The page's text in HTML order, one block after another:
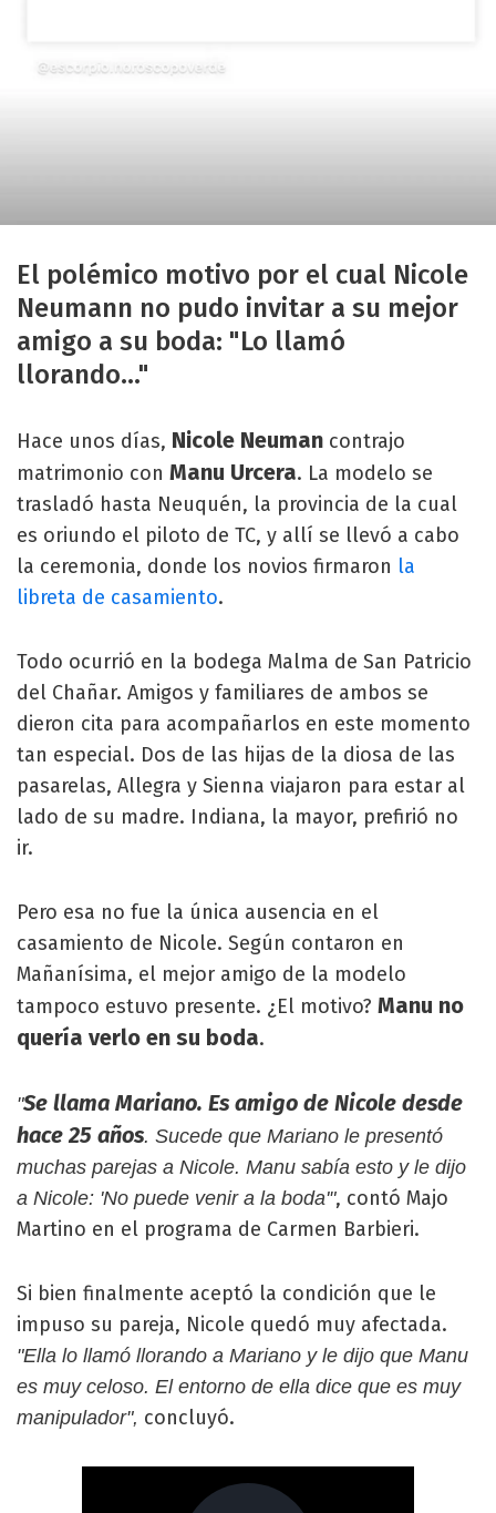
El polémico motivo por el cual Nicole
Neumann no pudo invitar a su mejor
amigo a su boda: "Lo llamó
llorando..."
Hace unos días, Nicole Neuman contrajo
matrimonio con Manu Urcera. La modelo se
trasladó hasta Neuquén, la provincia de la cual
es oriundo el piloto de TC, y allí se llevó a cabo
la ceremonia, donde los novios firmaron la
libreta de casamiento.
Todo ocurrió en la bodega Malma de San Patricio
del Chañar. Amigos y familiares de ambos se
dieron cita para acompañarlos en este momento
tan especial. Dos de las hijas de la diosa de las
pasarelas, Allegra y Sienna viajaron para estar al
lado de su madre. Indiana, la mayor, prefirió no
ir.
Pero esa no fue la única ausencia en el
casamiento de Nicole. Según contaron en
Mañanísima, el mejor amigo de la modelo
tampoco estuvo presente. ¿El motivo? Manu no
quería verlo en su boda.
"Se llama Mariano. Es amigo de Nicole desde
hace 25 años. Sucede que Mariano le presentó
muchas parejas a Nicole. Manu sabía esto y le dijo
a Nicole: 'No puede venir a la boda'", contó Majo
Martino en el programa de Carmen Barbieri.
Si bien finalmente aceptó la condición que le
impuso su pareja, Nicole quedó muy afectada.
"Ella lo llamó llorando a Mariano y le dijo que Manu
es muy celoso. El entorno de ella dice que es muy
manipulador", concluyó.